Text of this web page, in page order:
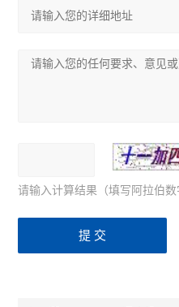
请输入计算结果（填写阿拉伯